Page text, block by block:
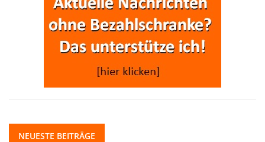
NEUESTE BEITRÄGE